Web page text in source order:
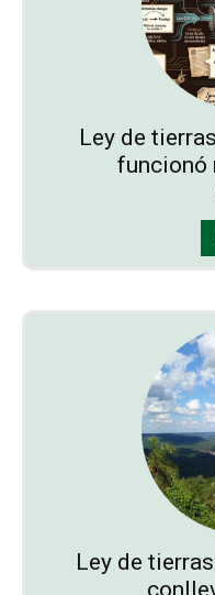
Ley de
funcionó
Ley de